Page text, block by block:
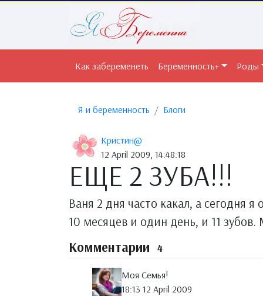
Как забеременеть Беременность+ Роды
Я и беременность Блоги
Кристин@
12 April 2009, 14:48:18
ЕЩЕ 2 ЗУБА!!!
Ваня 2 дня часто какал, а сегодня
10 месяцев и один день, и 11
Комментарии 4
Моя Семья!
18:13 12 April 2009